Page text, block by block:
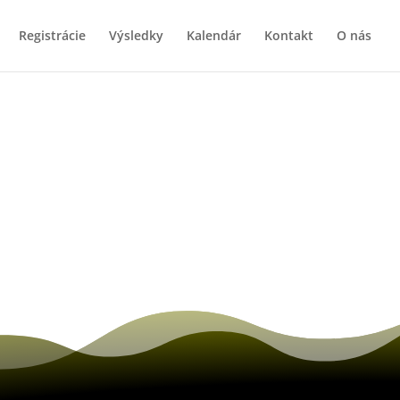
Registrácie Výsledky Kalendár Kontakt O nás